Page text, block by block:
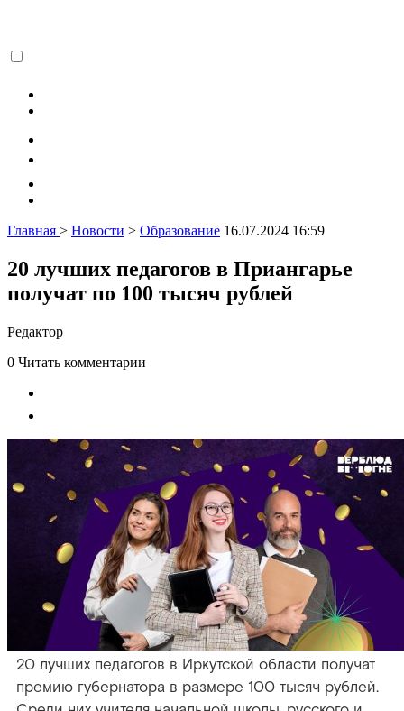
Главная > Новости > Образование 16.07.2024 16:59
20 лучших педагогов в Приангарье
получат по 100 тысяч рублей
Редактор
0 Читать комментарии
20 лучших педагогов в Иркутской области получат
премию губернатора в размере 100 тысяч рублей.